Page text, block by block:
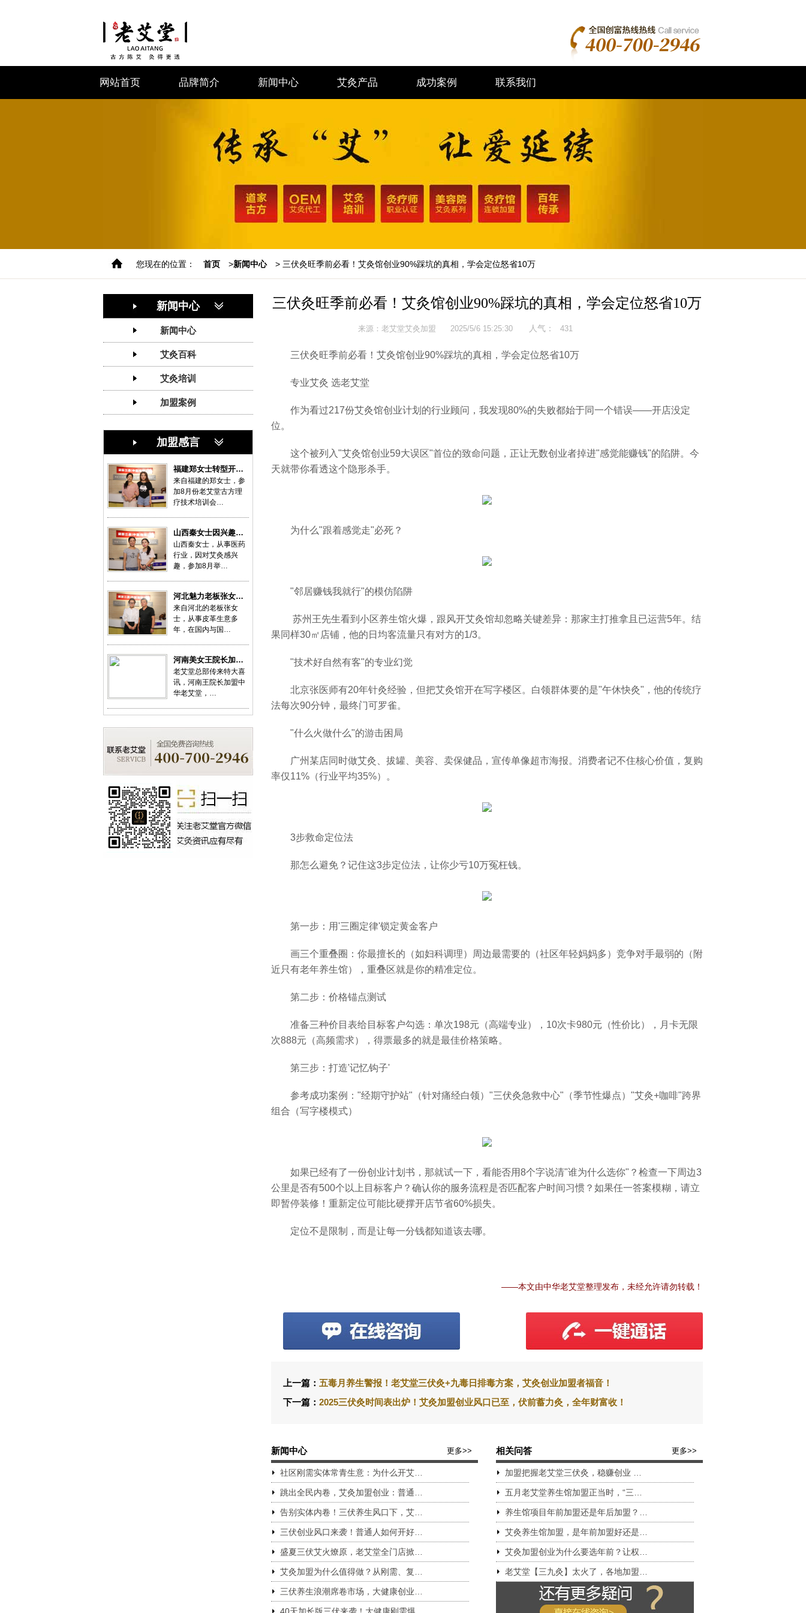
网站首页 品牌简介 新闻中心 艾灸产品 成功案例 联系我们
您现在的位置： 首页 >新闻中心 > 三伏灸旺季前必看！艾灸馆创业90%踩坑的真相，学会定位怒省10万
新闻中心
新闻中心
艾灸百科
艾灸培训
加盟案例
加盟感言
福建郑女士转型开…
来自福建的郑女士，参
加8月份老艾堂古方理
疗技术培训会…
山西秦女士因兴趣…
山西秦女士，从事医药
行业，因对艾灸感兴
趣，参加8月举…
河北魅力老板张女…
来自河北的老板张女
士，从事皮革生意多
年，在国内与国…
河南美女王院长加…
老艾堂总部传来特大喜
讯，河南王院长加盟中
华老艾堂，…
三伏灸旺季前必看！艾灸馆创业90%踩坑的真相，学会定位怒省10万
来源： 老艾堂艾灸加盟 2025/5/6 15:25:30 人气： 431
三伏灸旺季前必看！艾灸馆创业90%踩坑的真相，学会定位怒省10万
专业艾灸 选老艾堂
作为看过217份艾灸馆创业计划的行业顾问，我发现80%的失败都始于同一个错误——开店没定
位。
这个被列入"艾灸馆创业59大误区"首位的致命问题，正让无数创业者掉进"感觉能赚钱"的陷阱。今
天就带你看透这个隐形杀手。
为什么"跟着感觉走"必死？
"邻居赚钱我就行"的模仿陷阱
苏州王先生看到小区养生馆火爆，跟风开艾灸馆却忽略关键差异：那家主打推拿且已运营5年。结
果同样30㎡店铺，他的日均客流量只有对方的1/3。
"技术好自然有客"的专业幻觉
北京张医师有20年针灸经验，但把艾灸馆开在写字楼区。白领群体要的是"午休快灸"，他的传统疗
法每次90分钟，最终门可罗雀。
"什么火做什么"的游击困局
广州某店同时做艾灸、拔罐、美容、卖保健品，宣传单像超市海报。消费者记不住核心价值，复购
率仅11%（行业平均35%）。
3步救命定位法
那怎么避免？记住这3步定位法，让你少亏10万冤枉钱。
第一步：用'三圈定律'锁定黄金客户
画三个重叠圈：你最擅长的（如妇科调理）周边最需要的（社区年轻妈妈多）竞争对手最弱的（附
近只有老年养生馆），重叠区就是你的精准定位。
第二步：价格锚点测试
准备三种价目表给目标客户勾选：单次198元（高端专业），10次卡980元（性价比），月卡无限
次888元（高频需求），得票最多的就是最佳价格策略。
第三步：打造'记忆钩子'
参考成功案例："经期守护站"（针对痛经白领）"三伏灸急救中心"（季节性爆点）"艾灸+咖啡"跨界
组合（写字楼模式）
如果已经有了一份创业计划书，那就试一下，看能否用8个字说清"谁为什么选你"？检查一下周边3
公里是否有500个以上目标客户？确认你的服务流程是否匹配客户时间习惯？如果任一答案模糊，请立
即暂停装修！重新定位可能比硬撑开店节省60%损失。
定位不是限制，而是让每一分钱都知道该去哪。
——本文由中华老艾堂整理发布，未经允许请勿转载！
上一篇： 五毒月养生警报！老艾堂三伏灸+九毒日排毒方案，艾灸创业加盟者福音！
下一篇： 2025三伏灸时间表出炉！艾灸加盟创业风口已至，伏前蓄力灸，全年财富收！
新闻中心 更多>>
社区刚需实体常青生意：为什么开艾…
跳出全民内卷，艾灸加盟创业：普通…
告别实体内卷！三伏养生风口下，艾…
三伏创业风口来袭！普通人如何开好…
盛夏三伏艾火燎原，老艾堂全门店掀…
艾灸加盟为什么值得做？从刚需、复…
三伏养生浪潮席卷市场，大健康创业…
相关问答 更多>>
加盟把握老艾堂三伏灸，稳赚创业 …
五月老艾堂养生馆加盟正当时，“三…
养生馆项目年前加盟还是年后加盟？…
艾灸养生馆加盟，是年前加盟好还是…
艾灸加盟创业为什么要选年前？让权…
老艾堂【三九灸】太火了，各地加盟…